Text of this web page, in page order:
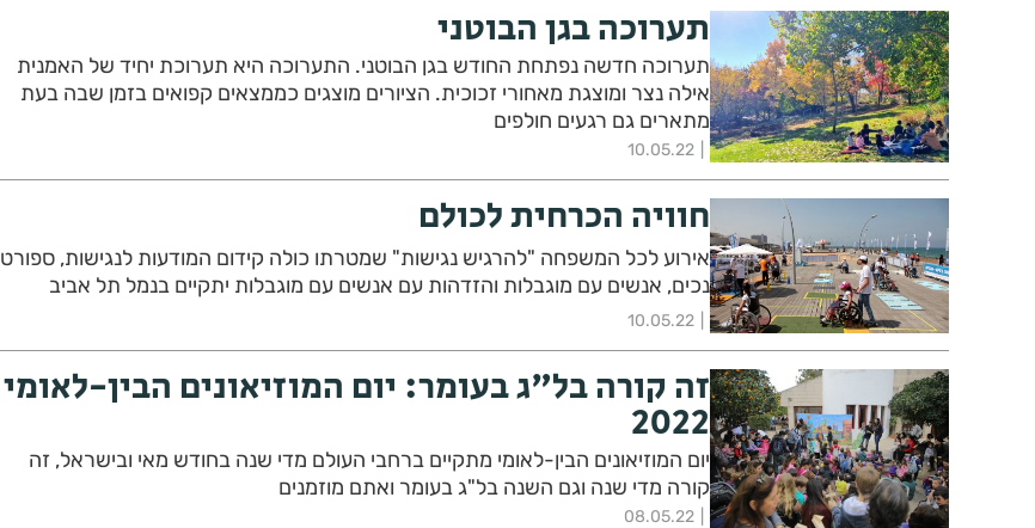
תערוכה בגן הבוטני
תערוכה חדשה נפתחת החודש בגן הבוטני. התערוכה היא תערוכת יחיד של האמנית
אילה נצר ומוצגת מאחורי זכוכית. הציורים מוצגים כממצאים קפואים בזמן שבה בעת
מתארים גם רגעים חולפים
10.05.22
חוויה הכרחית לכולם
אירוע לכל המשפחה "להרגיש נגישות" שמטרתו כולה קידום המודעות לנגישות, ספורט
נכים, אנשים עם מוגבלות והזדהות עם אנשים עם מוגבלות יתקיים בנמל תל אביב
10.05.22
זה קורה בל"ג בעומר: יום המוזיאונים הבין-לאומי
2022
יום המוזיאונים הבין-לאומי מתקיים ברחבי העולם מדי שנה בחודש מאי ובישראל, זה
קורה מדי שנה וגם השנה בל"ג בעומר ואתם מוזמנים
08.05.22